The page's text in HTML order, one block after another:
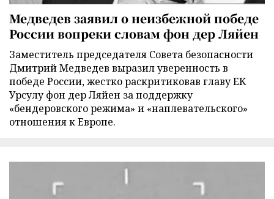
Медведев заявил о неизбежной победе
России вопреки словам фон дер Ляйен
Заместитель председателя Совета безопасности
Дмитрий Медведев выразил уверенность в
победе России, жестко раскритиковав главу ЕК
Урсулу фон дер Ляйен за поддержку
«бендеровского режима» и «наплевательского»
отношения к Европе.